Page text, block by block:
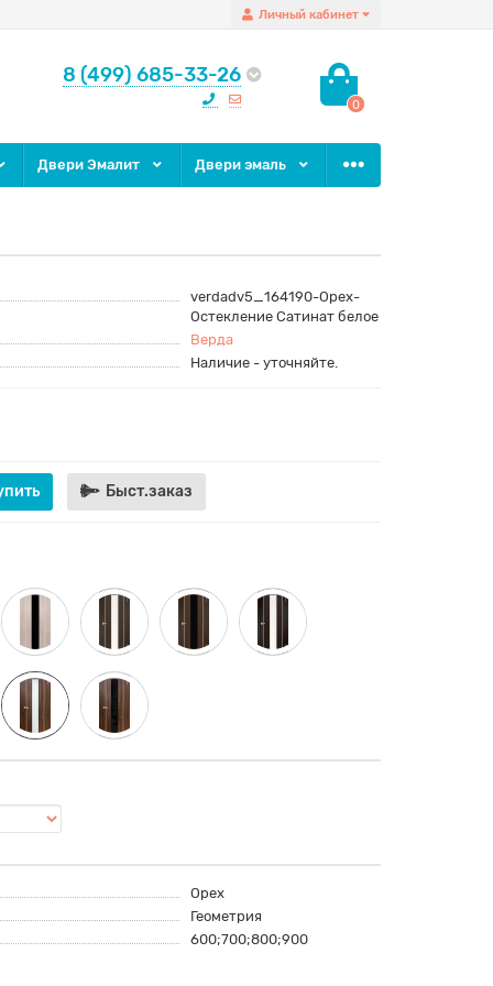
Личный кабинет
8 (499) 685-33-26
0
Двери Эмалит Двери эмаль
verdadv5_164190-Орех-
Остекление Сатинат белое
Верда
Наличие - уточняйте.
Быст.заказ
Орех
Геометрия
600;700;800;900